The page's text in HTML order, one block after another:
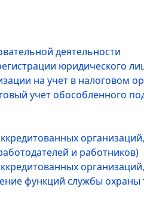
деятельности
юридического
на учет в налоговом
учет обособленного
и работников)
функций службы охраны